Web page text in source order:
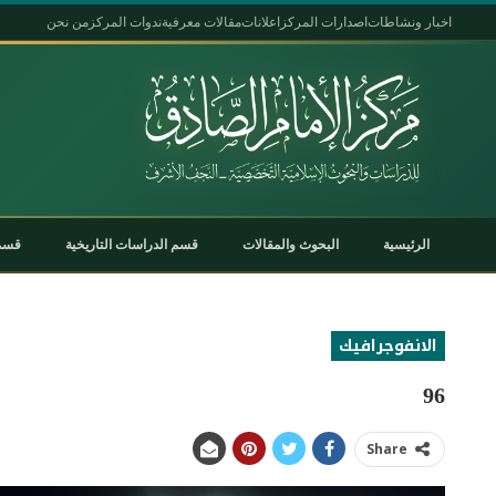
اخبار ونشاطات اصدارات المركز اعلاناتمقالات معرفيةندوات المركز من نحن
الرئيسية البحوث والمقالات قسم الدراسات التاريخية
الانفوجرافيك
96
Share